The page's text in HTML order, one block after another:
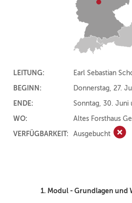
LEITUNG:
Earl Sebastian
BEGINN:
Donnerstag, 27.
ENDE:
Sonntag, 30. Juni
WO:
Altes Forsthaus
VERFÜGBARKEIT:
Ausgebucht
1. Modul -Grundlagen und